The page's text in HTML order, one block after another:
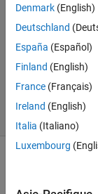
Kumar
14
2020
0
Réponses
24 Vues
Denmark (English)
Deutschland
España (Español)
Finland (English)
France (Français)
Ireland (English)
Italia (Italiano)
Luxembourg